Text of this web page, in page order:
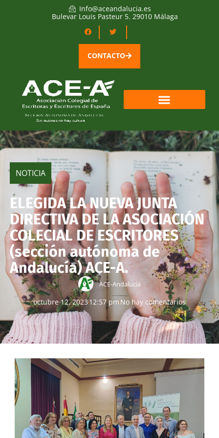
Info@aceandalucia.es
Bulevar Louis Pasteur 5. 29010 Málaga
CONTACTO
NOTICIA
ELEGIDA LA NUEVA JUNTA
DIRECTIVA DE LA ASOCIACIÓN
COLECIAL DE ESCRITORES
(sección autónoma de
Andalucía) ACE-A.
ACE-Andalucía
octubre 12, 202312:57 pm No hay comentarios